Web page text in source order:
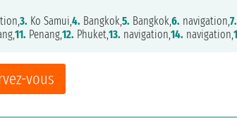
vous
3. Ko Samui,4. Bangkok,5. Bangkok,6. navigation,7.
11. Penang,12. Phuket,13. navigation,14. navigation,